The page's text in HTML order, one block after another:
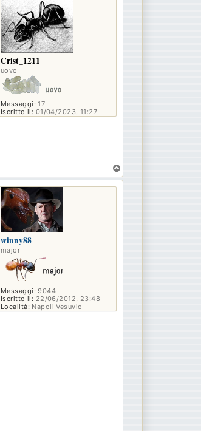
Crist_1211
uovo
Messaggi: 17
Iscritto il: 01/04/2023, 11:27
o
winny88
major
Messaggi: 9044
Iscritto il: 22/06/2012, 23:48
Località: Napoli Vesuvio